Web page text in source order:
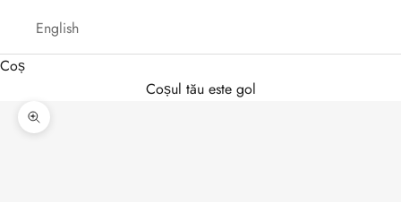
English
Coș
Coșul tău este gol
Mărește